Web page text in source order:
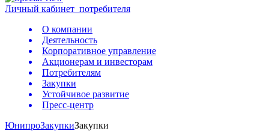
Личный кабинет потребителя
О компании
Деятельность
Корпоративное управление
Акционерам и инвесторам
Потребителям
Закупки
Устойчивое развитие
Пресс-центр
ЮнипроЗакупкиЗакупки